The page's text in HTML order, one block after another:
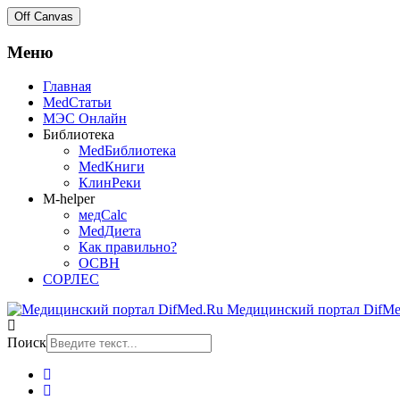
Off Canvas
Меню
Главная
MedСтатьи
МЭС Онлайн
Библиотека
MedБиблиотека
MedКниги
КлинРеки
M-helper
медCalc
MedДиета
Как правильно?
ОСВН
СОРЛЕС
Медицинский портал
Поиск